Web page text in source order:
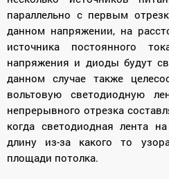
параллельно с первым
данном напряжении, на
источника постоянного
напряжения и диоды будут
данном случае также
вольтовую светодиодную
непрерывного отрезка
когда светодиодная лента
длину из-за какого то
площади потолка.